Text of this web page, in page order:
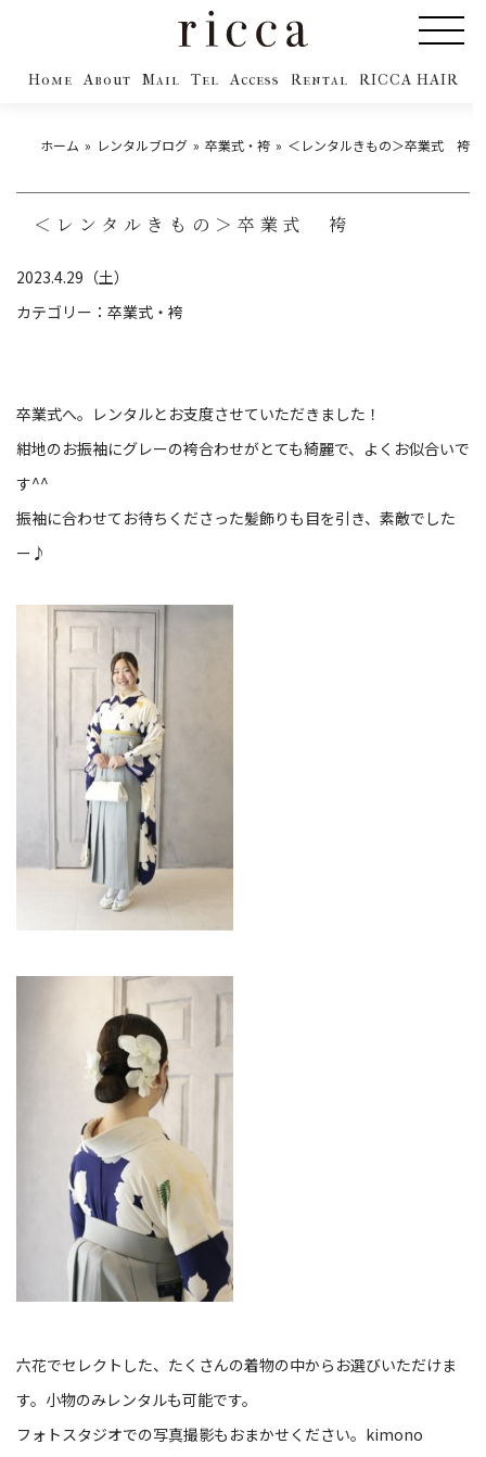
Home About Mail Tel Access Rental RICCA HAIR
ホーム レンタルブログ 卒業式・袴 ＜レンタルきもの＞卒業式 袴
＜レンタルきもの＞卒業式 袴
2023.4.29（土）
カテゴリー： 卒業式・袴
卒業式へ。レンタルとお支度させていただきました！
紺地のお振袖にグレーの袴合わせがとても綺麗で、よくお似合いで
す^^
振袖に合わせてお待ちくださった髪飾りも目を引き、素敵でした
ー♪
六花でセレクトした、たくさんの着物の中からお選びいただけま
す。小物のみレンタルも可能です。
フォトスタジオでの写真撮影もおまかせください。 kimono